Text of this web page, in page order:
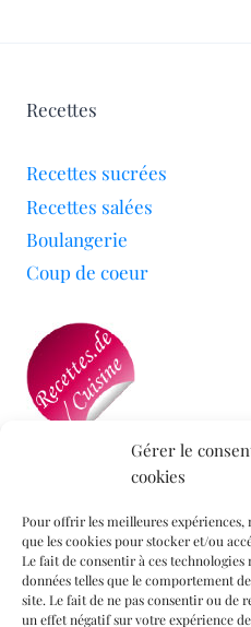
Gérer le
cookies
Pour offrir les meilleures expériences,
que les cookies pour stocker et/ou
Le fait de consentir à ces
données telles que le comportement
site. Le fait de ne pas consentir ou de
un effet négatif sur votre expérience
Recettes
Recettes sucrées
Recettes salées
Boulangerie
Coup de coeur
Mon blog a été
Informations légales